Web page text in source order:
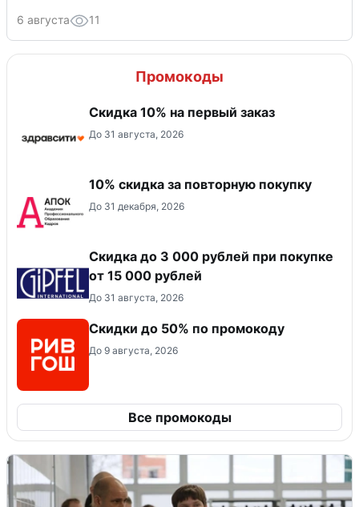
6 августа 11
Промокоды
Скидка 10% на первый заказ
До 31 августа, 2026
10% скидка за повторную покупку
До 31 декабря, 2026
Скидка до 3 000 рублей при покупке
от 15 000 рублей
До 31 августа, 2026
Скидки до 50% по промокоду
До 9 августа, 2026
Все промокоды